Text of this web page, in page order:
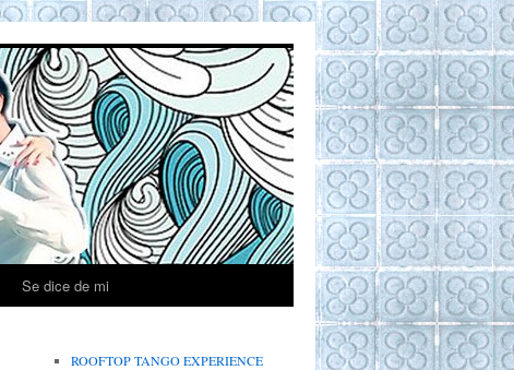
Se dice de mi
ROOFTOP TANGO EXPERIENCE